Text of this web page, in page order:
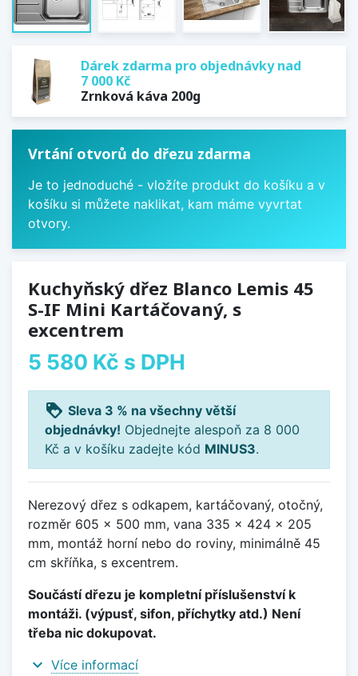
Dárek zdarma pro objednávky nad
7 000 Kč
Zrnková káva 200g
Vrtání otvorů do dřezu zdarma
Je to jednoduché - vložíte produkt do košíku a v
košíku si můžete naklikat, kam máme vyvrtat
otvory.
Kuchyňský dřez Blanco Lemis 45
S-IF Mini Kartáčovaný, s
excentrem
5 580 Kč s DPH
loyalty Sleva 3 % na všechny větší
objednávky! Objednejte alespoň za 8 000
Kč a v košíku zadejte kód MINUS3.
Nerezový dřez s odkapem, kartáčovaný, otočný,
rozměr 605 x 500 mm, vana 335 x 424 x 205
mm, montáž horní nebo do roviny, minimálně 45
cm skříňka, s excentrem.
Součástí dřezu je kompletní příslušenství k
montáži. (výpusť, sifon, příchytky atd.) Není
třeba nic dokupovat.
expand_more Více informací